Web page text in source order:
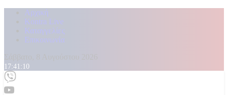
Αρχική
Kontra Live
Καταγγελίες
Επικοινωνία
17:41:11